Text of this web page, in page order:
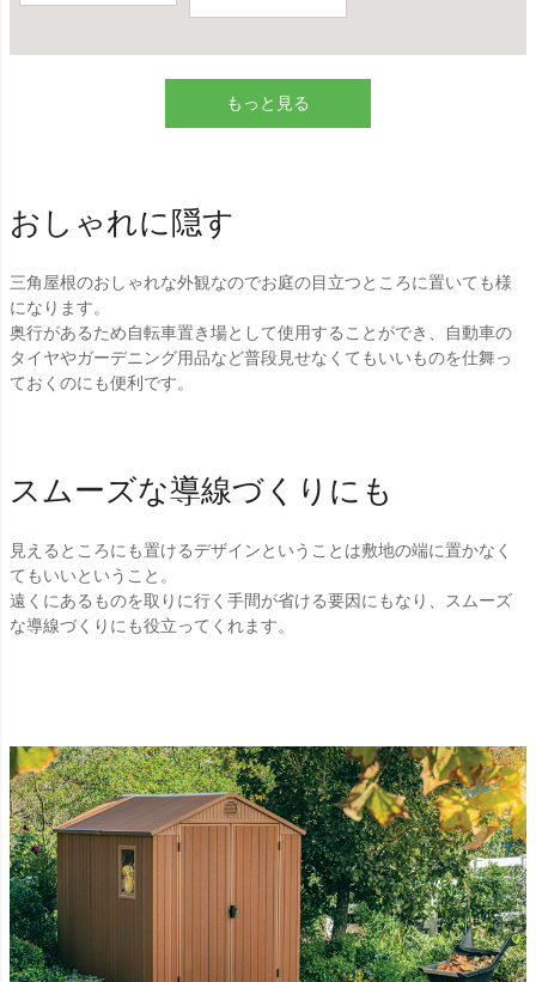
もっと見る
おしゃれに隠す
三角屋根のおしゃれな外観なのでお庭の目立つところに置いても様
になります。
奥行があるため自転車置き場として使用することができ、自動車の
タイヤやガーデニング用品など普段見せなくてもいいものを仕舞っ
ておくのにも便利です。
スムーズな導線づくりにも
見えるところにも置けるデザインということは敷地の端に置かなく
てもいいということ。
遠くにあるものを取りに行く手間が省ける要因にもなり、スムーズ
な導線づくりにも役立ってくれます。